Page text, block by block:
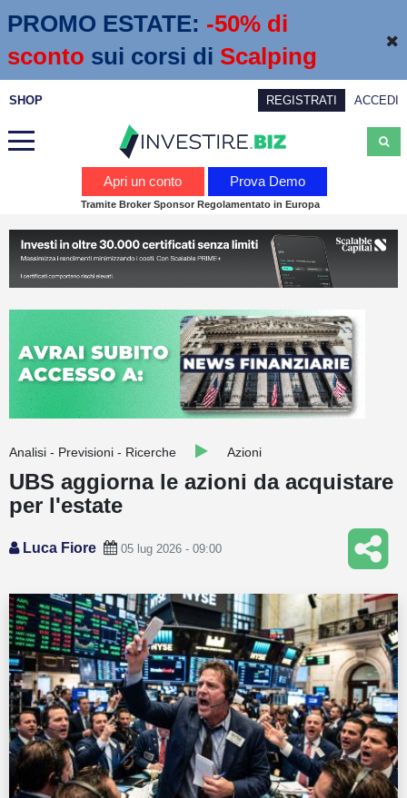
PROMO ESTATE: -50% di
sconto sui corsi di Scalping
SHOP REGISTRATI ACCEDI
Calendario economico
Webinar
Trading
Education
Quotazioni
Conto IG
Guru Monitor
Altro
Apri un conto Prova Demo
Tramite Broker Sponsor Regolamentato in Europa
Analisi - Previsioni - Ricerche Azioni
UBS aggiorna le azioni da acquistare
per l'estate
Luca Fiore 05 lug 2026 - 09:00